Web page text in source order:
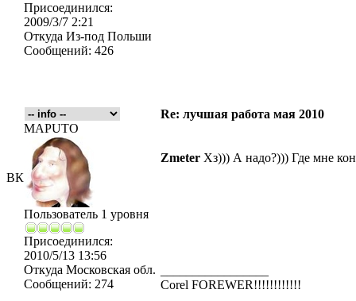
ВК
Присоединился:
2009/3/7 2:21
Откуда Из-под Польши
Сообщений: 426
Re: лучшая работа мая 2010
MAPUTO
Пользователь 1 уровня
Присоединился:
2010/5/13 13:56
Откуда Московская обл.
Сообщений: 274
Zmeter Хз))) А надо?))) Где мне
Corel FOREWER!!!!!!!!!!!!